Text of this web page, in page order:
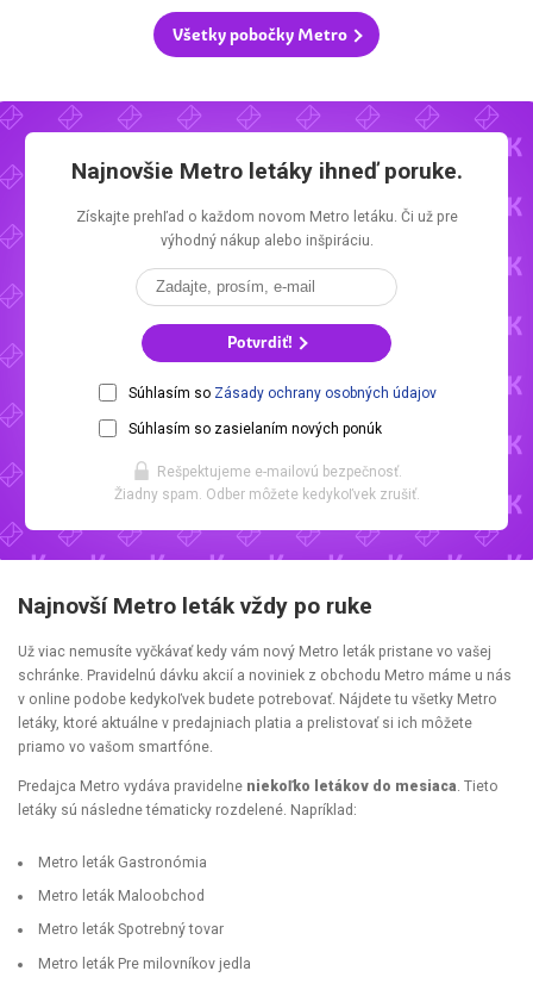
Všetky pobočky Metro
Najnovšie Metro letákyihneď poruke.
Získajte prehľad o každom novom Metro letáku. Či už pre
výhodný nákup alebo inšpiráciu.
Potvrdiť!
Súhlasím so Zásady ochrany osobných údajov
Súhlasím so zasielaním nových ponúk
Rešpektujeme e-mailovú bezpečnosť.
Žiadny spam. Odber môžete kedykoľvek zrušiť.
Najnovší Metro leták vždy po ruke
Už viac nemusíte vyčkávať kedy vám nový Metro leták pristane vo vašej
schránke. Pravidelnú dávku akcií a noviniek z obchodu Metro máme u nás
v online podobe kedykoľvek budete potrebovať. Nájdete tu všetky Metro
letáky, ktoré aktuálne v predajniach platia a prelistovať si ich môžete
priamo vo vašom smartfóne.
Predajca Metro vydáva pravidelne niekoľko letákov do mesiaca . Tieto
letáky sú následne tématicky rozdelené. Napríklad:
Metro leták Gastronómia
Metro leták Maloobchod
Metro leták Spotrebný tovar
Metro leták Pre milovníkov jedla